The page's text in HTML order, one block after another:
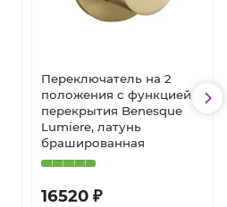
Переключатель на 2
положения с функцией
перекрытия Benesque
Lumiere, латунь
брашированная
16520 ₽